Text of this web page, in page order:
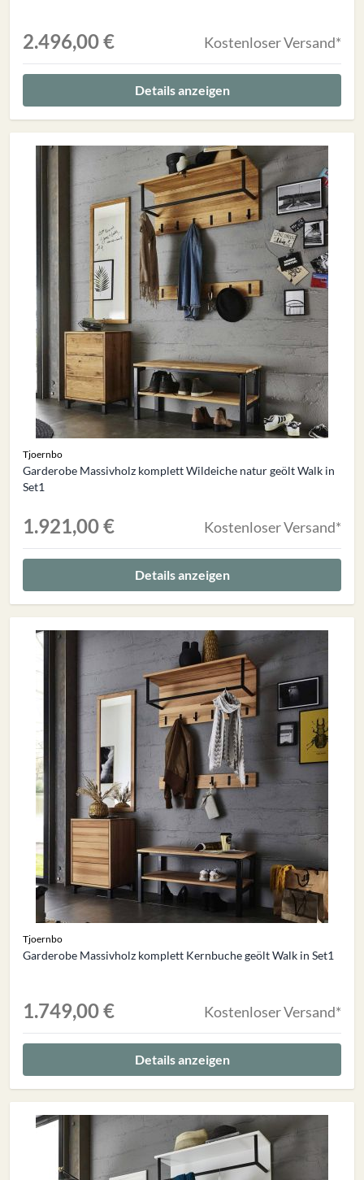
2.496,00 € Kostenloser Versand*
Details anzeigen
Tjoernbo
Garderobe Massivholz komplett Wildeiche natur geölt Walk in
Set1
1.921,00 € Kostenloser Versand*
Details anzeigen
Tjoernbo
Garderobe Massivholz komplett Kernbuche geölt Walk in Set1
1.749,00 € Kostenloser Versand*
Details anzeigen